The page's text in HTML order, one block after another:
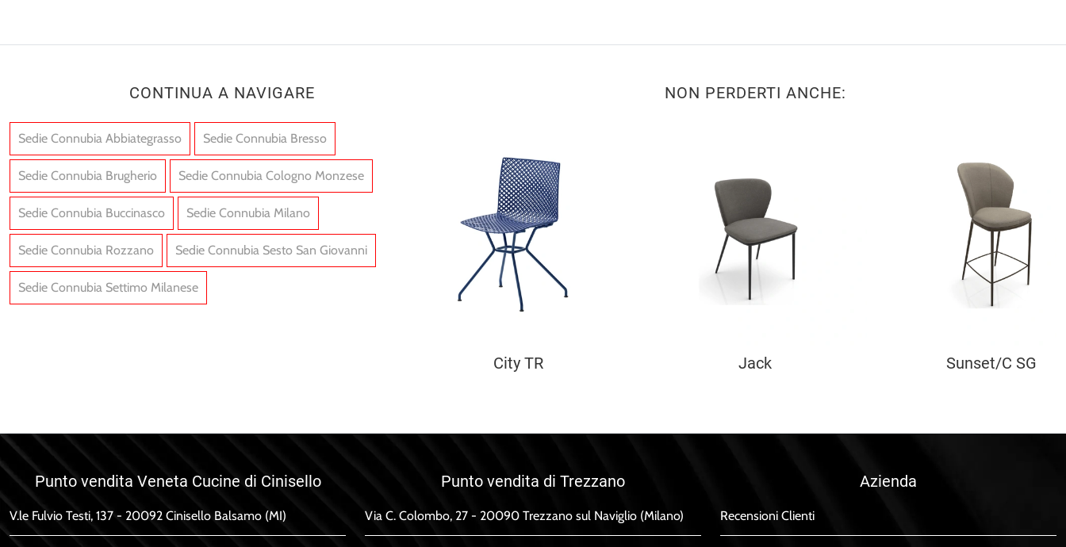
NON PERDERTI ANCHE:
City TR Jack Sunset/C SG
CONTINUA A NAVIGARE
Sedie Connubia Abbiategrasso Sedie Connubia Bresso
Sedie Connubia Brugherio Sedie Connubia Cologno Monzese
Sedie Connubia Buccinasco Sedie Connubia Milano
Sedie Connubia Rozzano Sedie Connubia Sesto San Giovanni
Sedie Connubia Settimo Milanese
Punto vendita Veneta Cucine di Cinisello
V.le Fulvio Testi, 137 - 20092 Cinisello Balsamo (MI)
Punto vendita di Trezzano
Via C. Colombo, 27 - 20090 Trezzano sul Naviglio (Milano)
Azienda
Recensioni Clienti